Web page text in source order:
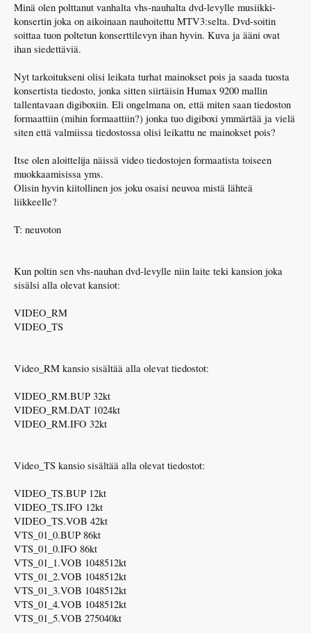
Minä olen polttanut vanhalta vhs-nauhalta dvd-levylle musiikki-
konsertin joka on aikoinaan nauhoitettu MTV3:selta. Dvd-soitin
soittaa tuon poltetun konserttilevyn ihan hyvin. Kuva ja ääni ovat
ihan siedettäviä.
Nyt tarkoitukseni olisi leikata turhat mainokset pois ja saada tuosta
konsertista tiedosto, jonka sitten siirtäisin Humax 9200 mallin
tallentavaan digiboxiin. Eli ongelmana on, että miten saan tiedoston
formaattiin (mihin formaattiin?) jonka tuo digiboxi ymmärtää ja vielä
siten että valmiissa tiedostossa olisi leikattu ne mainokset pois?
Itse olen aloittelija näissä video tiedostojen formaatista toiseen
muokkaamisissa yms.
Olisin hyvin kiitollinen jos joku osaisi neuvoa mistä lähteä
liikkeelle?
T: neuvoton
Kun poltin sen vhs-nauhan dvd-levylle niin laite teki kansion joka
sisälsi alla olevat kansiot:
VIDEO_RM
VIDEO_TS
Video_RM kansio sisältää alla olevat tiedostot:
VIDEO_RM.BUP 32kt
VIDEO_RM.DAT 1024kt
VIDEO_RM.IFO 32kt
Video_TS kansio sisältää alla olevat tiedostot:
VIDEO_TS.BUP 12kt
VIDEO_TS.IFO 12kt
VIDEO_TS.VOB 42kt
VTS_01_0.BUP 86kt
VTS_01_0.IFO 86kt
VTS_01_1.VOB 1048512kt
VTS_01_2.VOB 1048512kt
VTS_01_3.VOB 1048512kt
VTS_01_4.VOB 1048512kt
VTS_01_5.VOB 275040kt